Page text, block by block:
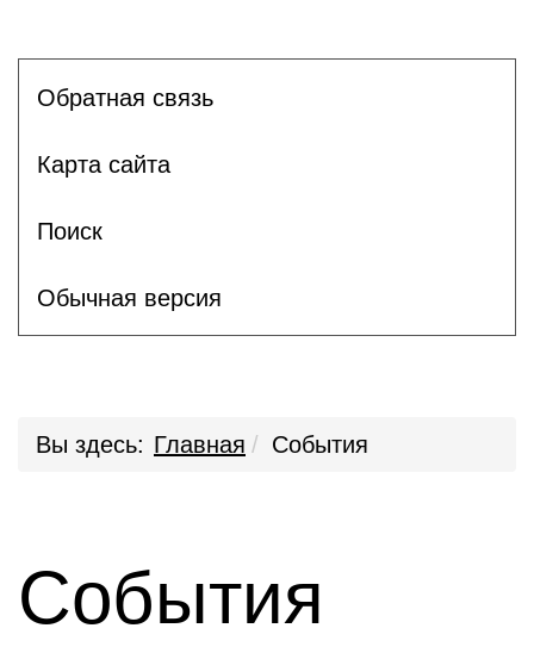
Обратная связь
Карта сайта
Поиск
Обычная версия
Вы здесь: Главная События
События